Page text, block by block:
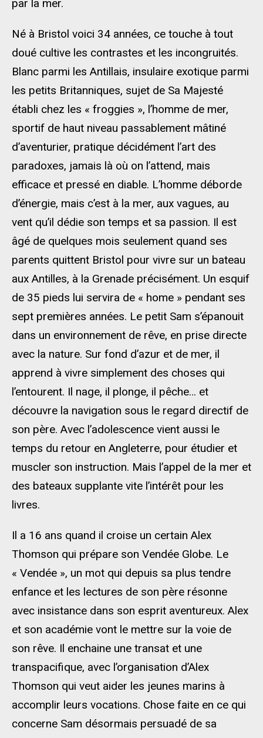
par la mer.
Né à Bristol voici 34 années, ce touche à tout
doué cultive les contrastes et les incongruités.
Blanc parmi les Antillais, insulaire exotique parmi
les petits Britanniques, sujet de Sa Majesté
établi chez les « froggies », l’homme de mer,
sportif de haut niveau passablement mâtiné
d’aventurier, pratique décidément l’art des
paradoxes, jamais là où on l’attend, mais
efficace et pressé en diable. L’homme déborde
d’énergie, mais c’est à la mer, aux vagues, au
vent qu’il dédie son temps et sa passion. Il est
âgé de quelques mois seulement quand ses
parents quittent Bristol pour vivre sur un bateau
aux Antilles, à la Grenade précisément. Un esquif
de 35 pieds lui servira de « home » pendant ses
sept premières années. Le petit Sam s’épanouit
dans un environnement de rêve, en prise directe
avec la nature. Sur fond d’azur et de mer, il
apprend à vivre simplement des choses qui
l’entourent. Il nage, il plonge, il pêche… et
découvre la navigation sous le regard directif de
son père. Avec l’adolescence vient aussi le
temps du retour en Angleterre, pour étudier et
muscler son instruction. Mais l’appel de la mer et
des bateaux supplante vite l’intérêt pour les
livres.
Il a 16 ans quand il croise un certain Alex
Thomson qui prépare son Vendée Globe. Le
« Vendée », un mot qui depuis sa plus tendre
enfance et les lectures de son père résonne
avec insistance dans son esprit aventureux. Alex
et son académie vont le mettre sur la voie de
son rêve. Il enchaine une transat et une
transpacifique, avec l’organisation d’Alex
Thomson qui veut aider les jeunes marins à
accomplir leurs vocations. Chose faite en ce qui
concerne Sam désormais persuadé de sa